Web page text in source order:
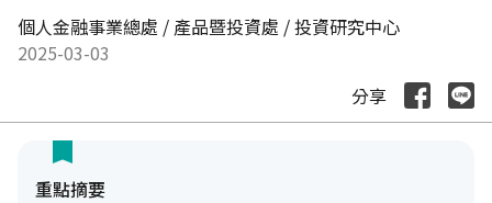
個人金融事業總處 / 產品暨投資處 / 投資研究中心
2025-03-03
分享
重點摘要